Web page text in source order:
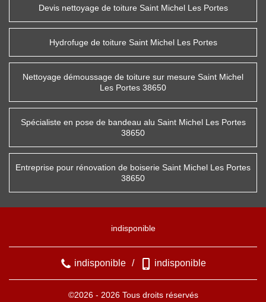
Devis nettoyage de toiture Saint Michel Les Portes
Hydrofuge de toiture Saint Michel Les Portes
Nettoyage démoussage de toiture sur mesure Saint Michel
Les Portes 38650
Spécialiste en pose de bandeau alu Saint Michel Les Portes
38650
Entreprise pour rénovation de boiserie Saint Michel Les Portes
38650
indisponible
indisponible / indisponible
©2026 - 2026 Tous droits réservés